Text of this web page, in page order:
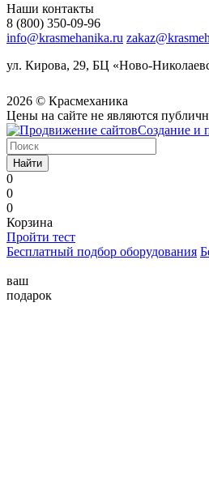
Наши контакты
8 (800) 350-09-96
info@krasmehanika.ru
ул. Кирова, 29, БЦ «Ново-
2026 © Красмеханика
Цены на сайте не являются
Создание и
Найти
0
0
0
Корзина
Пройти тест
Бесплатный подбор оборудования
ваш
подарок